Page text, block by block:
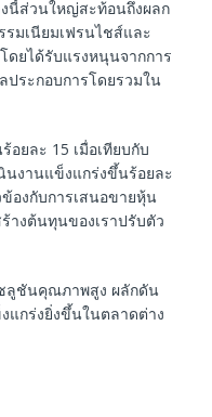
งนี้ส่วนใหญ่สะท้อนถึงผลก
รมเนียมเฟรนไชส์และ
ดยได้รับแรงหนุนจากการ
ระกอบการโดยรวมใน
ยละ 15 เมื่อเทียบกับ
นงานแข็งแกร่งขึ้นร้อยละ
องกับการเสนอขายหุ้น
างต้นทุนของเราปรับตัว
ซลูชันคุณภาพสูง ผลักดัน
กร่งยิ่งขึ้นในตลาดต่าง